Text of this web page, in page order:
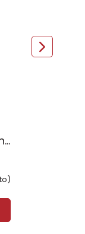
Bezprawie. Seria z Joanną Chyłką. Tom 20